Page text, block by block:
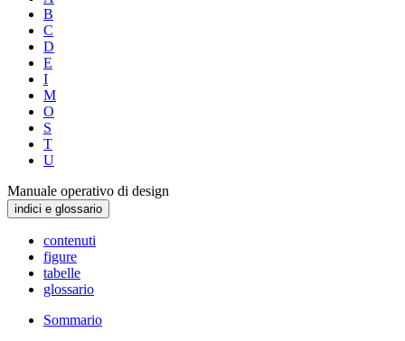
B
C
D
E
I
M
O
S
T
U
Manuale operativo di design
indici e glossario
contenuti
figure
tabelle
glossario
Sommario